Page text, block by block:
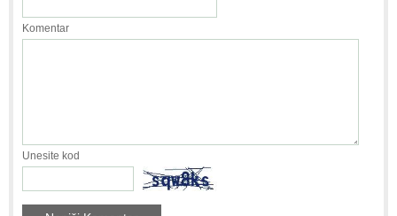
Komentar
Unesite kod